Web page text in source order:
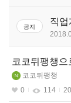
스페셜리스
가디언나이트
공지 직업
코코뒤팽챙으
코코뒤팽챙
0
114